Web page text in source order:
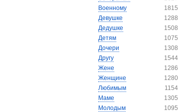
Военному
1815
Девушке
1288
Дедушке
1508
Детям
1075
Дочери
1308
Другу
1544
Жене
1286
Женщине
1280
Любимым
1154
Маме
1305
Молодым
1095